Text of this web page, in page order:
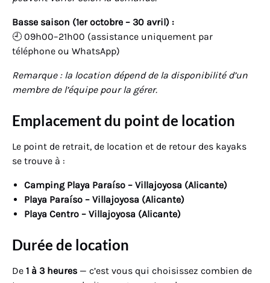
Basse saison (1er octobre – 30 avril) :
🕘 09h00–21h00 (assistance uniquement par
téléphone ou WhatsApp)
Remarque : la location dépend de la disponibilité d’un
membre de l’équipe pour la gérer.
Emplacement du point de location
Le point de retrait, de location et de retour des kayaks
se trouve à :
Camping Playa Paraíso – Villajoyosa (Alicante)
Playa Paraíso – Villajoyosa (Alicante)
Playa Centro – Villajoyosa (Alicante)
Durée de location
De 1 à 3 heures — c’est vous qui choisissez combien de